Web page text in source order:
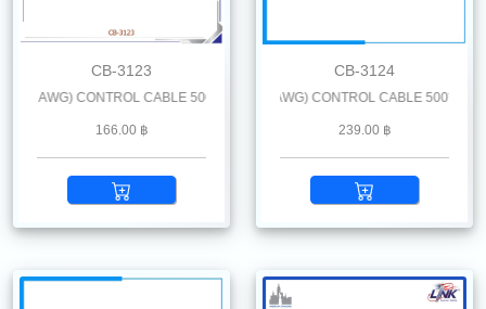
CB-3123
CONTROL CABLE 500 M. /Reel
166.00 ฿
CB-3124
LiYCY 12 x 1.0 mm2 (18 AWG) CONTROL CABLE 500* M. /Reel
239.00 ฿